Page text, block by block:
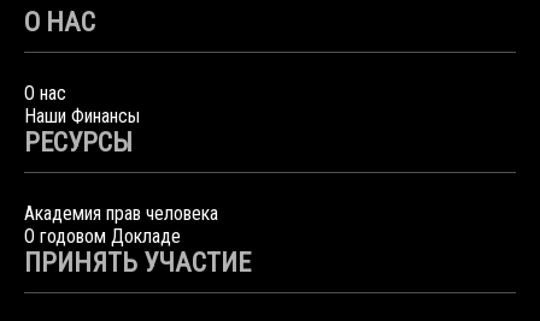
О НАС
О нас
Наши Финансы
РЕСУРСЫ
Академия прав человека
О годовом Докладе
ПРИНЯТЬ УЧАСТИЕ